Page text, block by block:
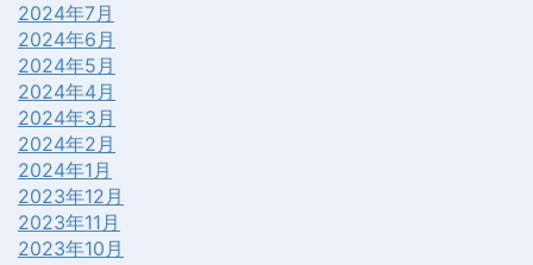
2024年7月
2024年6月
2024年5月
2024年4月
2024年3月
2024年2月
2024年1月
2023年12月
2023年11月
2023年10月